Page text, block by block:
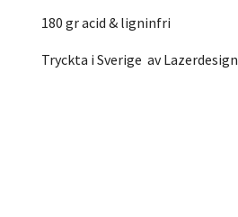
180 gr acid & ligninfri
Tryckta i Sverige av Lazerdesign